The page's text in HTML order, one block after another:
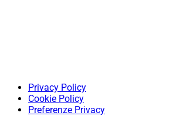
Privacy Policy
Cookie Policy
Preferenze Privacy